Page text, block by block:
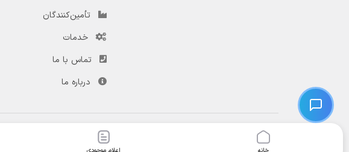
تأمین‌کنندگان
خدمات
تماس با ما
درباره ما
© کلیه حقوق این وب‌سایت و سرویس‌های آن متعلق به سامانه فولاد ۲۴ است.